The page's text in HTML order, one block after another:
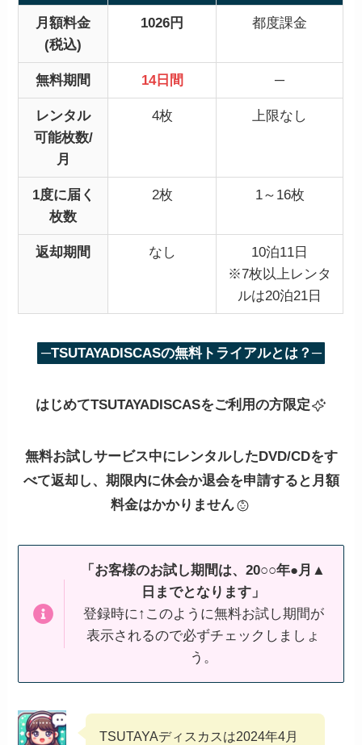
月額料金
(税込)
1026円 都度課金
無料期間 14日間 ─
レンタル
可能枚数/
月
4枚 上限なし
1度に届く
枚数
2枚 1～16枚
返却期間 なし
10泊11日
※7枚以上レンタ
ルは20泊21日
─TSUTAYADISCASの無料トライアルとは？─
はじめてTSUTAYADISCASをご利用の方限定
無料お試しサービス中にレンタルしたDVD/CDをす
べて返却し、期限内に休会か退会を申請すると月額
料金はかかりません
「お客様のお試し期間は、20○○年●月▲
日までとなります」
登録時に↑このように無料お試し期間が
表示されるので必ずチェックしましょ
う。
TSUTAYAディスカスは2024年4月